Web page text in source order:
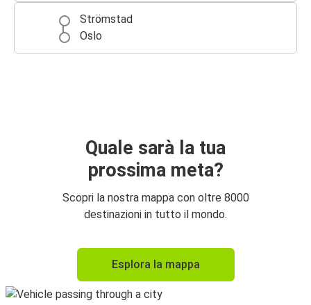
Strömstad
Oslo
Quale sarà la tua
prossima meta?
Scopri la nostra mappa con oltre 8000
destinazioni in tutto il mondo.
Esplora la mappa